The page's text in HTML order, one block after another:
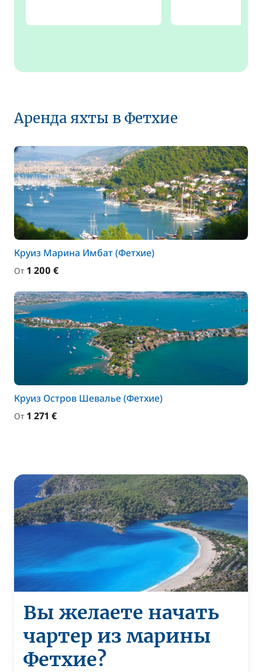
Аренда яхты в Фетхие
Круиз Марина Имбат (Фетхие)
От 1 200 €
Круиз Остров Шевалье (Фетхие)
От 1 271 €
Вы желаете начать
чартер из марины
Фетхие?